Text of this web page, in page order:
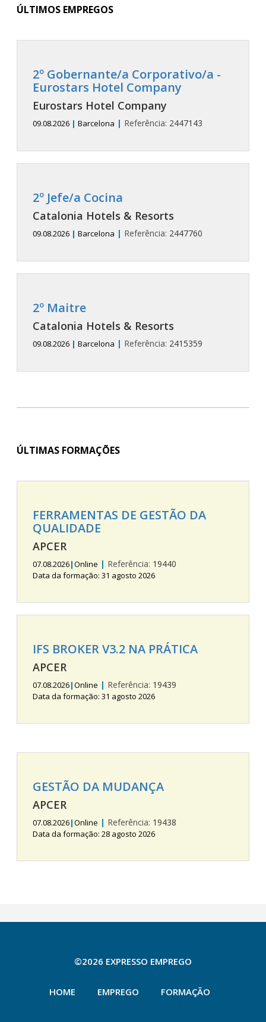
ÚLTIMOS EMPREGOS
2º Gobernante/a Corporativo/a -
Eurostars Hotel Company
Eurostars Hotel Company
09.08.2026 | Barcelona | Referência: 2447143
2º Jefe/a Cocina
Catalonia Hotels & Resorts
09.08.2026 | Barcelona | Referência: 2447760
2º Maitre
Catalonia Hotels & Resorts
09.08.2026 | Barcelona | Referência: 2415359
ÚLTIMAS FORMAÇÕES
FERRAMENTAS DE GESTÃO DA
QUALIDADE
APCER
07.08.2026|Online | Referência: 19440
Data da formação: 31 agosto 2026
IFS BROKER V3.2 NA PRÁTICA
APCER
07.08.2026|Online | Referência: 19439
Data da formação: 31 agosto 2026
GESTÃO DA MUDANÇA
APCER
07.08.2026|Online | Referência: 19438
Data da formação: 28 agosto 2026
©2026 EXPRESSO EMPREGO
HOME EMPREGO FORMAÇÃO